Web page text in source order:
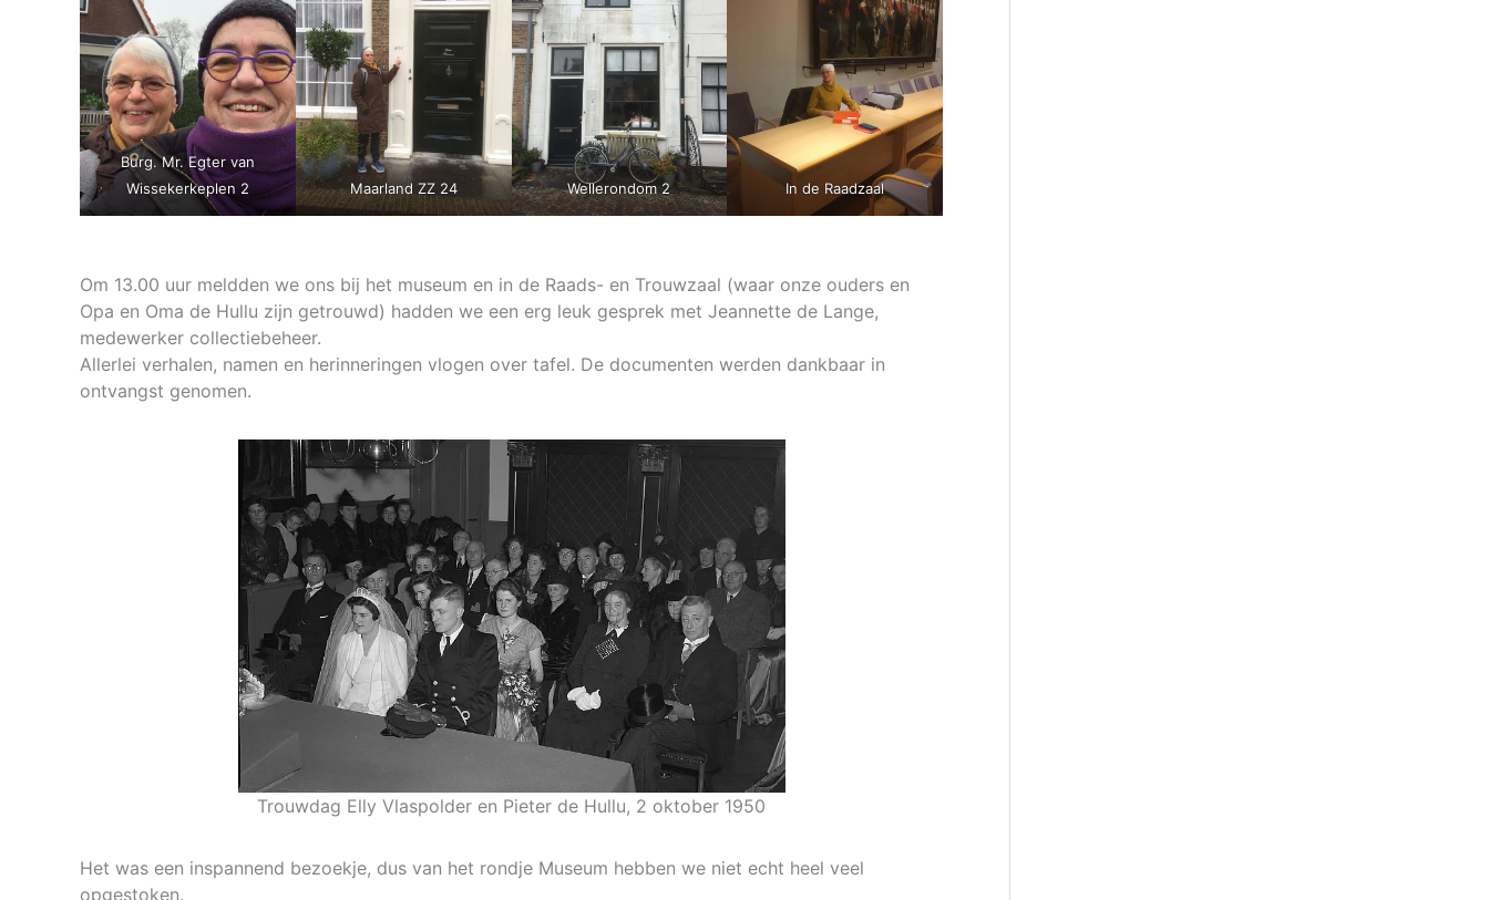
Burg. Mr. Egter van
Wissekerkeplen 2
Maarland ZZ 24 Wellerondom 2 In de Raadzaal
Om 13.00 uur meldden we ons bij het museum en in de Raads- en Trouwzaal (waar onze ouders en
Opa en Oma de Hullu zijn getrouwd) hadden we een erg leuk gesprek met Jeannette de Lange,
medewerker collectiebeheer.
Allerlei verhalen, namen en herinneringen vlogen over tafel. De documenten werden dankbaar in
ontvangst genomen.
Trouwdag Elly Vlaspolder en Pieter de Hullu, 2 oktober 1950
Het was een inspannend bezoekje, dus van het rondje Museum hebben we niet echt heel veel
opgestoken.